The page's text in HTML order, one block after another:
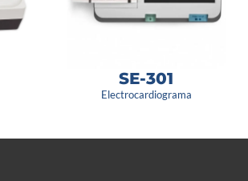
SE-301
Electrocardiograma